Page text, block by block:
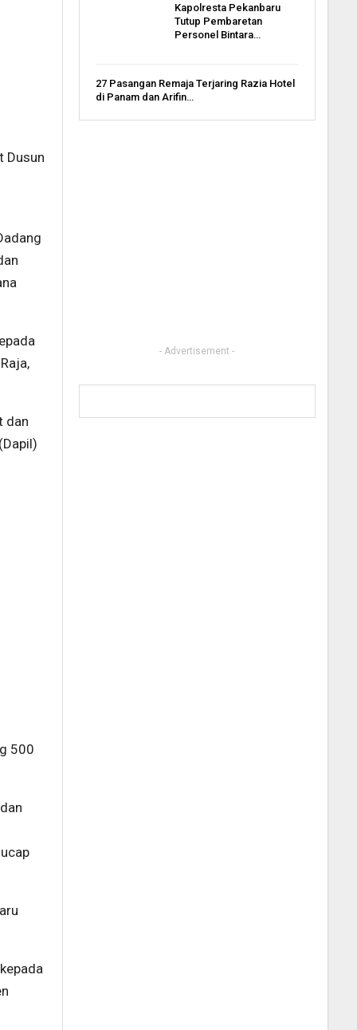
Dusun
dan
500
Kapolresta Pekanbaru
Tutup Pembaretan
Personel Bintara…
27 Pasangan Remaja Terjaring Razia Hotel
di Panam dan Arifin…
- Advertisement -